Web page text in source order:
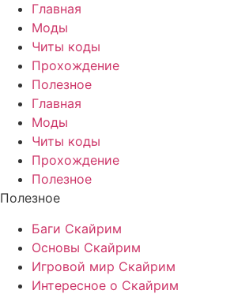
Главная
Моды
Читы коды
Прохождение
Полезное
Главная
Моды
Читы коды
Прохождение
Полезное
Полезное
Баги Скайрим
Основы Скайрим
Игровой мир Скайрим
Интересное о Скайрим